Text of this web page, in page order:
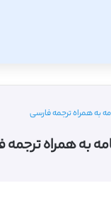
به همراه ترجمه فارسی
به همراه